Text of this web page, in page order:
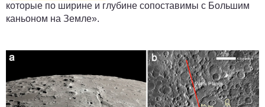
которые по ширине и глубине сопоставимы с Большим
каньоном на Земле».